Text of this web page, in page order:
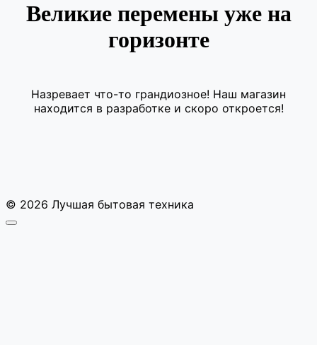
Великие перемены уже на
горизонте
Назревает что-то грандиозное! Наш магазин
находится в разработке и скоро откроется!
© 2026 Лучшая бытовая техника